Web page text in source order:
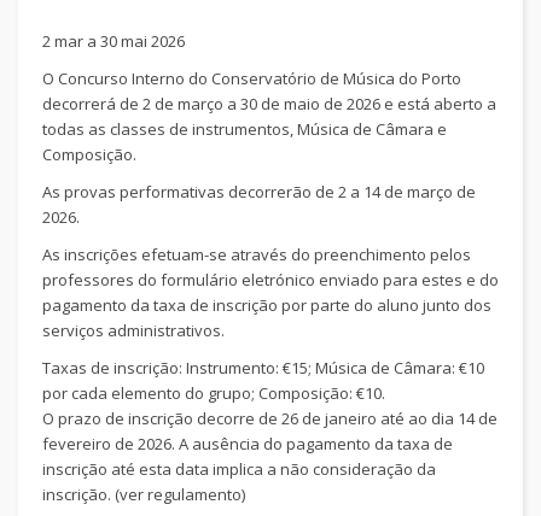
2 mar a 30 mai 2026
O Concurso Interno do Conservatório de Música do Porto
decorrerá de 2 de março a 30 de maio de 2026 e está aberto a
todas as classes de instrumentos, Música de Câmara e
Composição.
As provas performativas decorrerão de 2 a 14 de março de
2026.
As inscrições efetuam-se através do preenchimento pelos
professores do formulário eletrónico enviado para estes e do
pagamento da taxa de inscrição por parte do aluno junto dos
serviços administrativos.
Taxas de inscrição: Instrumento: €15; Música de Câmara: €10
por cada elemento do grupo; Composição: €10.
O prazo de inscrição decorre de 26 de janeiro até ao dia 14 de
fevereiro de 2026. A ausência do pagamento da taxa de
inscrição até esta data implica a não consideração da
inscrição. (ver regulamento)